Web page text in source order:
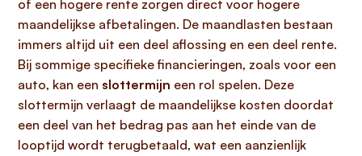
of een hogere rente zorgen direct voor hogere
maandelijkse afbetalingen. De maandlasten bestaan
immers altijd uit een deel aflossing en een deel rente.
Bij sommige specifieke financieringen, zoals voor een
auto, kan een slottermijn een rol spelen. Deze
slottermijn verlaagt de maandelijkse kosten doordat
een deel van het bedrag pas aan het einde van de
looptijd wordt terugbetaald, wat een aanzienlijk